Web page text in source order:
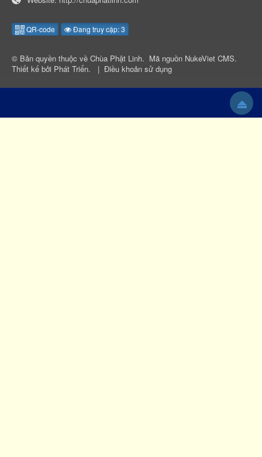
QR-code Đang truy cập: 3
© Bản quyền thuộc về Chùa Phật Linh. Mã nguồn NukeViet CMS.
Thiết kế bởi Phát Triển. | Điều khoản sử dụng